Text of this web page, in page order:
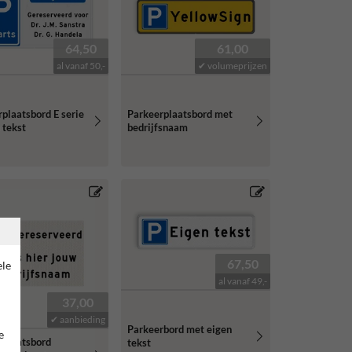
64,50
al vanaf 50,-
E serie
tekst
61,00
✔ volumeprijzen
Parkeerplaatsbord met
bedrijfsnaam
37,00
✔ aanbieding
67,50
al vanaf 49,-
Parkeerbord met eigen
tekst